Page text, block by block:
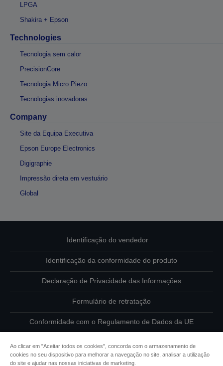
LPGA
Shakira + Epson
Technologies
Tecnologia sem calor
PrecisionCore
Tecnologia Micro Piezo
Tecnologias inovadoras
Company
Site da Equipa Executiva
Epson Europe Electronics
Digigraphie
Impressão direta em vestuário
Global
Identificação do vendedor
Identificação da conformidade do produto
Declaração de Privacidade das Informações
Formulário de retratação
Conformidade com o Regulamento de Dados da UE
Informações sobre cookies
Ao clicar em "Aceitar todos os cookies", concorda com o armazenamento de
cookies no seu dispositivo para melhorar a navegação no site, analisar a utilização
do site e ajudar nas nossas iniciativas de marketing.